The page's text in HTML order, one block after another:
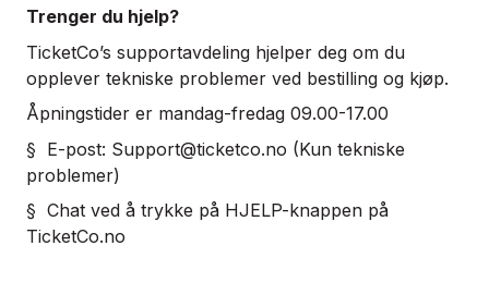
Trenger du hjelp?
TicketCo’s supportavdeling hjelper deg om du
opplever tekniske problemer ved bestilling og kjøp.
Åpningstider er mandag-fredag 09.00-17.00
§ E-post: Support@ticketco.no (Kun tekniske
problemer)
§ Chat ved å trykke på HJELP-knappen på
TicketCo.no